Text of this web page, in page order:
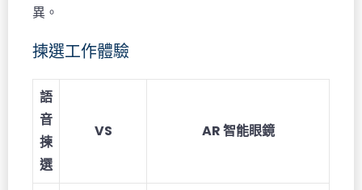
異。
揀選工作體驗
語
音
揀
選
VS AR 智能眼鏡